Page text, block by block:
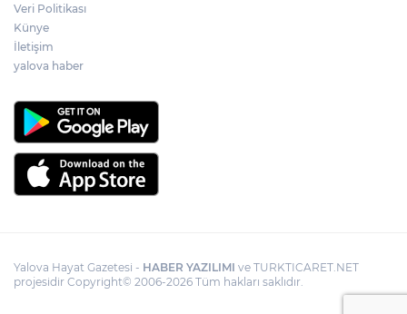
Veri Politikası
Künye
İletişim
yalova haber
Yalova Hayat Gazetesi - HABER YAZILIMI ve TURKTICARET.NET
projesidir Copyright© 2006-2026 Tüm hakları saklıdır.